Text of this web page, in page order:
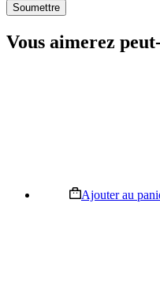
Soumettre
Vous aimerez
Ajouter au